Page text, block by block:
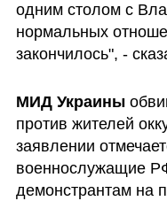
одним столом с
нормальных
закончилось", -
МИД Украины
против жителей
заявлении
военнослужащие
демонстрантам на